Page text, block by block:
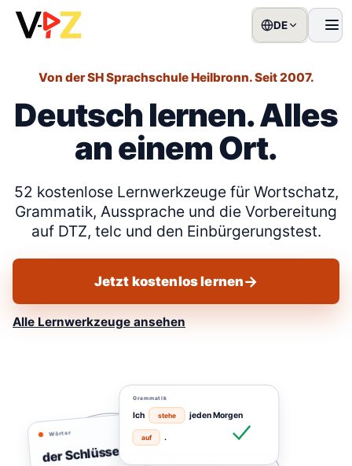
DE
Von der SH Sprachschule Heilbronn. Seit 2007.
Deutsch lernen. Alles
an einem Ort.
52 kostenlose Lernwerkzeuge für Wortschatz,
Grammatik, Aussprache und die Vorbereitung
auf DTZ, telc und den Einbürgerungstest.
Jetzt kostenlos lernen
Alle Lernwerkzeuge ansehen
Wörter
der Schlüssel
Grammatik
Ich stehe jeden Morgen
auf .